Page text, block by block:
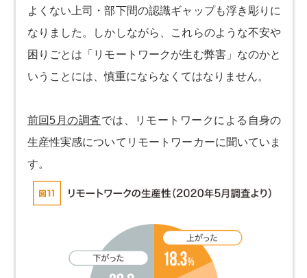
よくない上司・部下間の認識ギャップも浮き彫りに
なりました。しかしながら、これらのような不安や
困りごとは「リモートワークが生む弊害」なのかと
いうことには、慎重にならなくてはなりません。
前回5月の調査では、リモートワークによる自身の
生産性実感についてリモートワーカーに聞いていま
す。